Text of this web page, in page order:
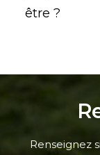
être ?
Renseignez